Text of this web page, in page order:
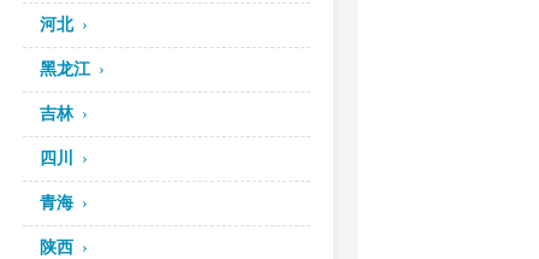
河北
黑龙江
吉林
四川
青海
陕西